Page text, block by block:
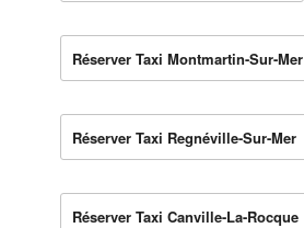
Réserver Taxi Montmartin-Sur-Mer
Réserver Taxi Regnéville-Sur-Mer
Réserver Taxi Canville-La-Rocque